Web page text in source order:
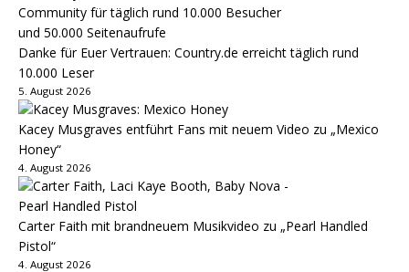
Danke für Euer Vertrauen: Country.de erreicht täglich rund
10.000 Leser
5. August 2026
Kacey Musgraves entführt Fans mit neuem Video zu „Mexico
Honey“
4. August 2026
Carter Faith mit brandneuem Musikvideo zu „Pearl Handled
Pistol“
4. August 2026